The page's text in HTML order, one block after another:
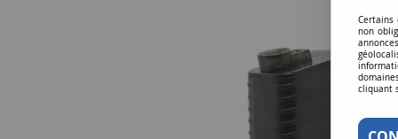
Certains
non
cliquant